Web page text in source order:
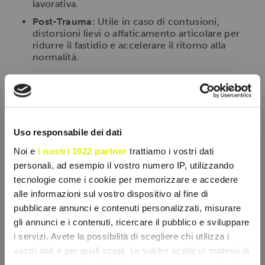
×
Uso responsabile dei dati
Noi e i nostri 1022 partner trattiamo i vostri dati
personali, ad esempio il vostro numero IP, utilizzando
tecnologie come i cookie per memorizzare e accedere
alle informazioni sul vostro dispositivo al fine di
pubblicare annunci e contenuti personalizzati, misurare
gli annunci e i contenuti, ricercare il pubblico e sviluppare
i servizi. Avete la possibilità di scegliere chi utilizza i
vostri dati e per quali scopi. Le vostre scelte in materia di
lavorativa.
Post-Trauma: Utile in caso di contusioni,
distorsioni lievi o affaticamento articolare per
ridurre il fastidio e accelerare il ritorno alla
normalità.
Modalità d'uso
Il prodotto si presenta in tubo da 60ml. Applicare una
piccola quantità di crema sulla zona interessata
Massaggiare delicatamente con movimenti circolari
fino al completo assorbimento. Non unge e non
macchia, permettendo di vestirsi subito dopo
l'applicazione. Lavare le mani dopo l'uso ed evitare il
contatto con occhi e mucose.
SCHEDA TECNICA